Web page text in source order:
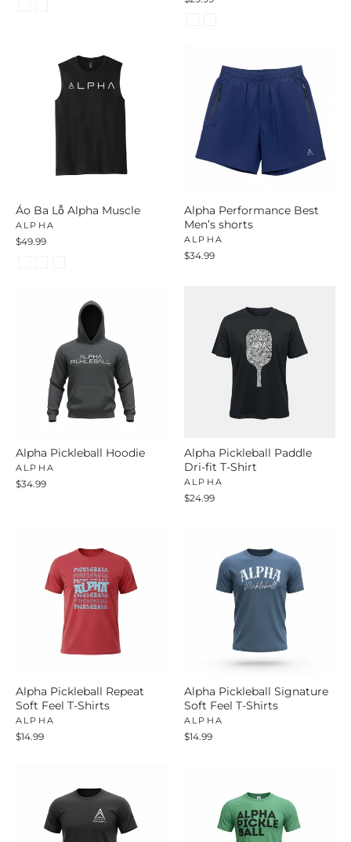
Áo Ba Lỗ Alpha Muscle
ALPHA
$49.99
Alpha Performance Best
Men’s shorts
ALPHA
$34.99
Alpha Pickleball Hoodie
ALPHA
$34.99
Alpha Pickleball Paddle
Dri-fit T-Shirt
ALPHA
$24.99
Alpha Pickleball Repeat
Soft Feel T-Shirts
ALPHA
$14.99
Alpha Pickleball Signature
Soft Feel T-Shirts
ALPHA
$14.99